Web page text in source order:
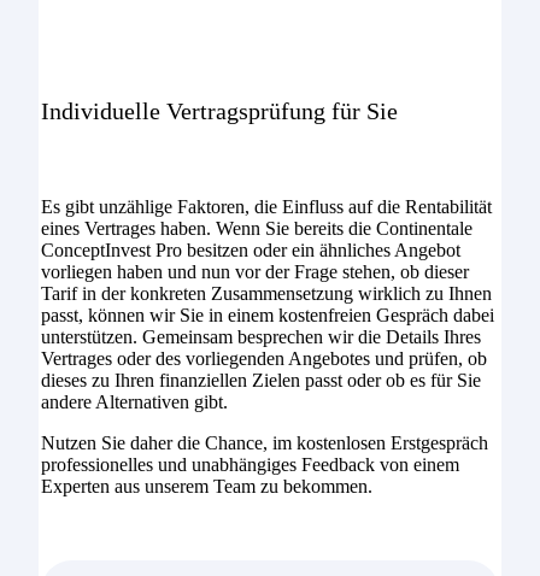
Individuelle Vertragsprüfung für Sie
Es gibt unzählige Faktoren, die Einfluss auf die Rentabilität
eines Vertrages haben. Wenn Sie bereits die Continentale
ConceptInvest Pro besitzen oder ein ähnliches Angebot
vorliegen haben und nun vor der Frage stehen, ob dieser
Tarif in der konkreten Zusammensetzung wirklich zu Ihnen
passt, können wir Sie in einem kostenfreien Gespräch dabei
unterstützen. Gemeinsam besprechen wir die Details Ihres
Vertrages oder des vorliegenden Angebotes und prüfen, ob
dieses zu Ihren finanziellen Zielen passt oder ob es für Sie
andere Alternativen gibt.
Nutzen Sie daher die Chance, im kostenlosen Erstgespräch
professionelles und unabhängiges Feedback von einem
Experten aus unserem Team zu bekommen.